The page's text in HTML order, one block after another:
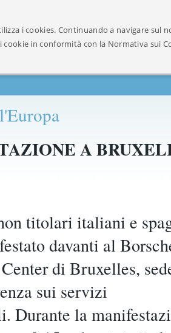
A
titolari italiani e
davanti al
di Bruxelles,
sui servizi
Durante la
i cookies. Continuando a navigare sul
cookie in conformità con la Normativa sui